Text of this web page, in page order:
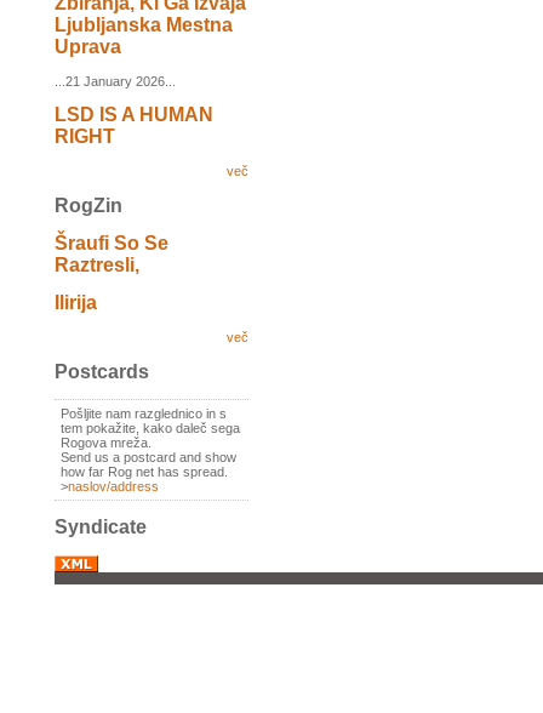
Ljubljanska Mestna
Uprava
...21 January 2026...
LSD IS A HUMAN
RIGHT
več
RogZin
Šraufi So Se
Raztresli,
Ilirija
več
Postcards
Pošljite nam razglednico in s
tem pokažite, kako daleč sega
Rogova mreža.
Send us a postcard and show
how far Rog net has spread.
>naslov/address
Syndicate